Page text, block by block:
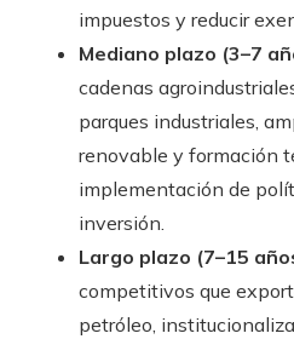
impuestos y reducir
Mediano plazo (3–7
cadenas
parques industriales,
renovable y formación
implementación de
inversión.
Largo plazo (7–15
competitivos que
petróleo,